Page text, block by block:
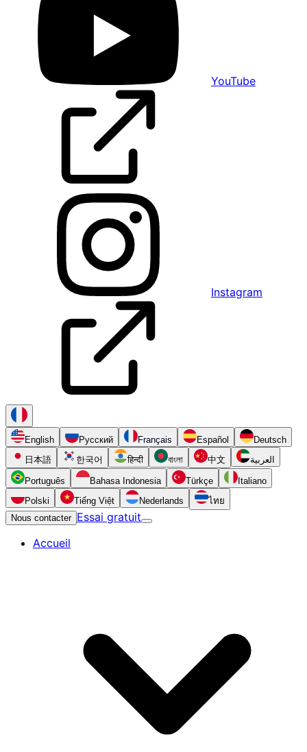
YouTube
Instagram
English Русский Français Español
Deutsch
日本語
한국어 हिन्दी বাংলা 中文 العربية
Português Bahasa Indonesia Türkçe
Italiano
Polski
Tiếng Việt Nederlands
ไทย
Nous contacter Essai gratuit
Accueil